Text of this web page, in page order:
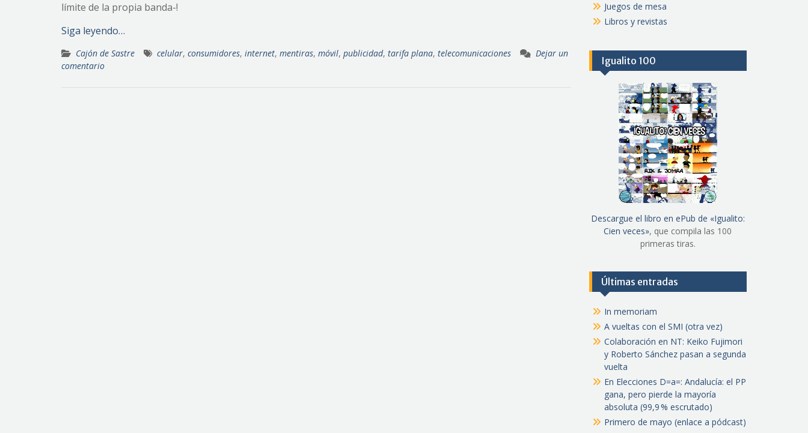
límite de la propia banda-!
Siga leyendo…
Cajón de Sastre celular, consumidores, internet, mentiras, móvil, publicidad, tarifa plana, telecomunicaciones
Dejar un
comentario
Juegos de mesa
Libros y revistas
Igualito 100
Descargue el libro en ePub de «Igualito:
Cien veces», que compila las 100
primeras tiras.
Últimas entradas
In memoriam
A vueltas con el SMI (otra vez)
Colaboración en NT: Keiko Fujimori
y Roberto Sánchez pasan a segunda
vuelta
En Elecciones D=a=: Andalucía: el PP
gana, pero pierde la mayoría
absoluta (99,9 % escrutado)
Primero de mayo (enlace a pódcast)